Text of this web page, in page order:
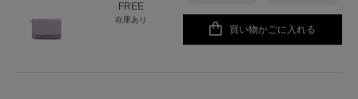
FREE
在庫あり
買い物かごに入れる